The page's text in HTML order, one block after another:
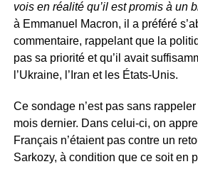
vois en réalité qu’il est promis à un
à Emmanuel Macron, il a préféré
commentaire, rappelant que la
pas sa priorité et qu’il avait
l’Ukraine, l’Iran et les États-Unis.
Ce sondage n’est pas sans
mois dernier. Dans celui-ci, on
Français n’étaient pas contre un
Sarkozy, à condition que ce soit en